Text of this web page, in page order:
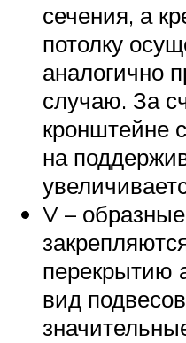
сечения, а
потолку
аналогично
случаю. За
кронштейне
на
V –
перекрытию
вид